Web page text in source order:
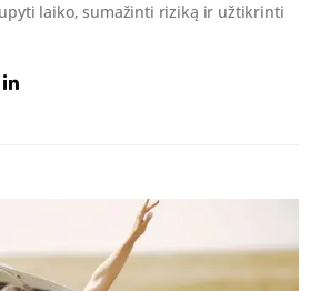
laiko, sumažinti riziką ir užtikrinti